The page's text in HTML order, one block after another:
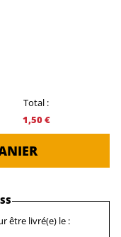
Total :
1,50 €
être livré(e) le :